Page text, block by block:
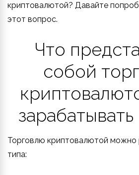
криптовалютой? Давайте
этот вопрос.
Что
собой
Торговлю криптовалютой можно
типа: